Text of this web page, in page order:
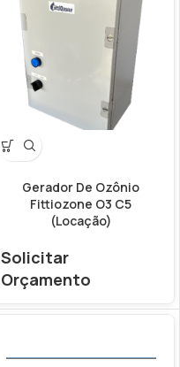
Gerador De Ozônio
Fittiozone O3 C5
(Locação)
Solicitar
Orçamento